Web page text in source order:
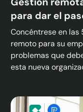
para dar el
Concéntrese en
remoto para su
problemas que
esta nueva